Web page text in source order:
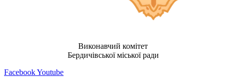
Виконавчий комітет
Бердичівської міської ради
FacebookYoutube